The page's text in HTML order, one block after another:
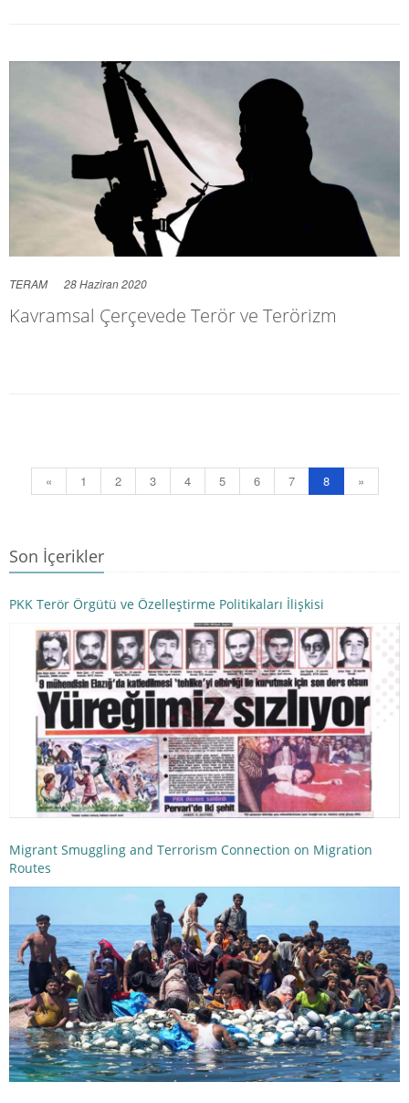
TERAM 28 Haziran 2020
Kavramsal Çerçevede ​​​​​​​Terör ve Terörizm
« 1 2 3 4 5 6 7 8 »
Son İçerikler
PKK Terör Örgütü ve Özelleştirme Politikaları İlişkisi
Migrant Smuggling and Terrorism Connection on Migration
Routes